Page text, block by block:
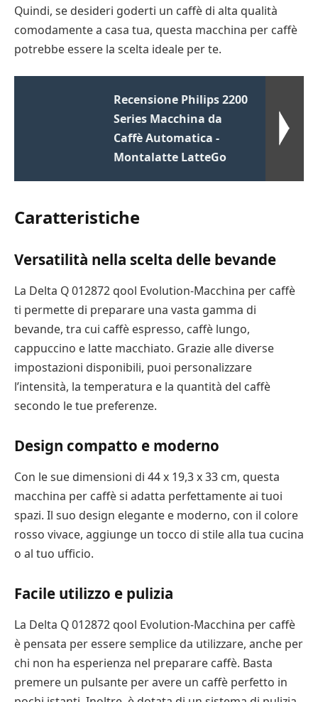
Quindi, se desideri goderti un caffè di alta qualità
comodamente a casa tua, questa macchina per caffè
potrebbe essere la scelta ideale per te.
Recensione Philips 2200
Series Macchina da
Caffè Automatica -
Montalatte LatteGo
Caratteristiche
Versatilità nella scelta delle bevande
La Delta Q 012872 qool Evolution-Macchina per caffè
ti permette di preparare una vasta gamma di
bevande, tra cui caffè espresso, caffè lungo,
cappuccino e latte macchiato. Grazie alle diverse
impostazioni disponibili, puoi personalizzare
l’intensità, la temperatura e la quantità del caffè
secondo le tue preferenze.
Design compatto e moderno
Con le sue dimensioni di 44 x 19,3 x 33 cm, questa
macchina per caffè si adatta perfettamente ai tuoi
spazi. Il suo design elegante e moderno, con il colore
rosso vivace, aggiunge un tocco di stile alla tua cucina
o al tuo ufficio.
Facile utilizzo e pulizia
La Delta Q 012872 qool Evolution-Macchina per caffè
è pensata per essere semplice da utilizzare, anche per
chi non ha esperienza nel preparare caffè. Basta
premere un pulsante per avere un caffè perfetto in